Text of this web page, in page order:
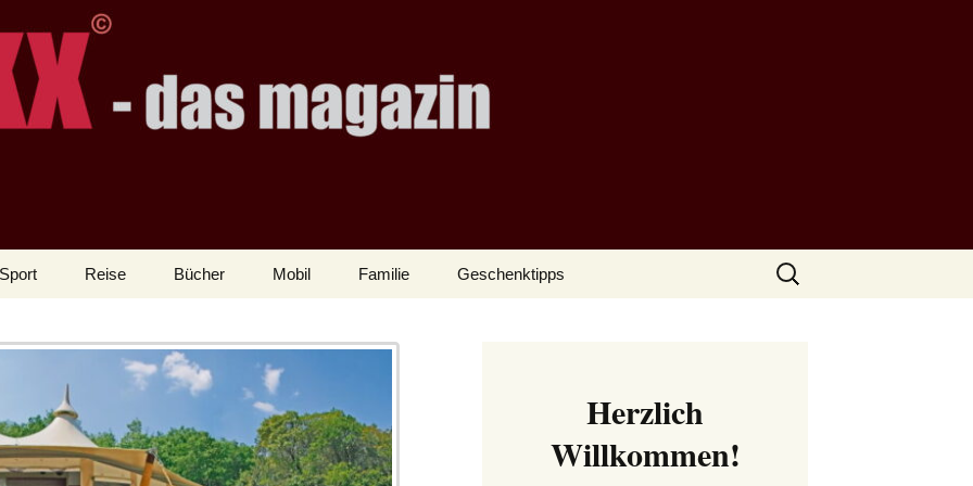
Sport Reise Bücher Mobil Familie Geschenktipps
Suchen
nach:
Herzlich
Willkommen!